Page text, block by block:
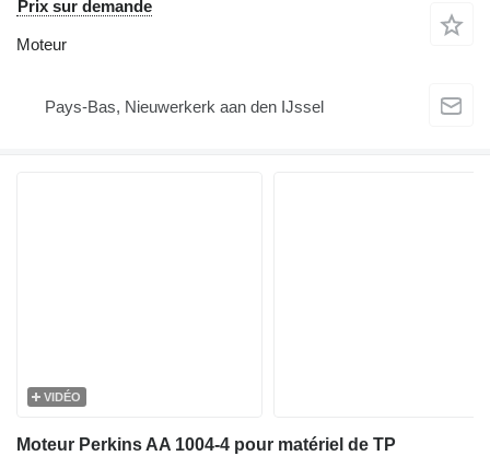
Prix sur demande
Moteur
Pays-Bas, Nieuwerkerk aan den IJssel
VIDÉO
Moteur Perkins AA 1004-4 pour matériel de TP